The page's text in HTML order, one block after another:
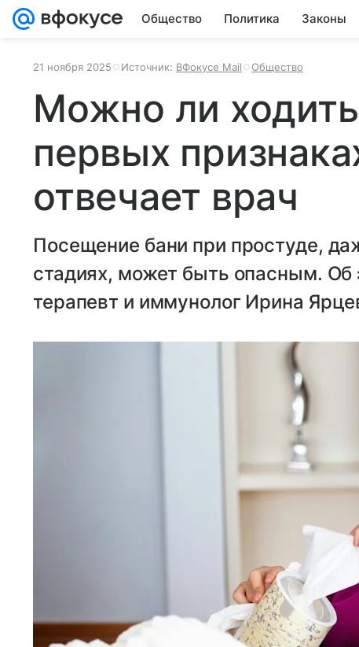
Общество Политика Законы
21 ноября 2025 Источник: ВФокусе Mail Общество
Можно ли
первых
отвечает врач
Посещение бани при простуде,
стадиях, может быть опасным. Об
терапевт и иммунолог Ирина